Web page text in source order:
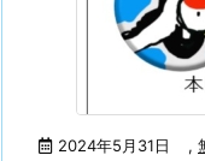
2024年5月31日 ,